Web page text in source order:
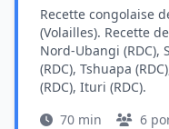
Recette congolaise
(Volailles). Recette
Nord-Ubangi (RDC),
(RDC), Tshuapa
(RDC), Ituri (RDC).
70 min
6